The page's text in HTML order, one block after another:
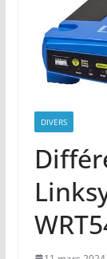
DIVERS